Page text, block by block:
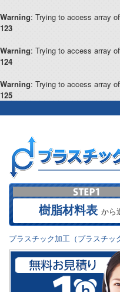
Warning: Trying to access array
123
Warning: Trying to access array
124
Warning: Trying to access array
125
樹脂材料表 から
プラスチック加工（プラスチ